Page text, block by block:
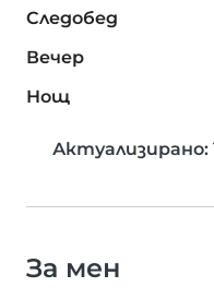
Следобед
Вечер
Нощ
Актуализирано:
За мен